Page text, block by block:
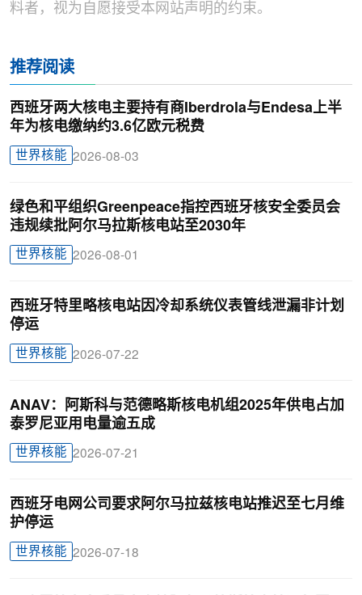
料者，视为自愿接受本网站声明的约束。
推荐阅读
西班牙两大核电主要持有商Iberdrola与Endesa上半
年为核电缴纳约3.6亿欧元税费
世界核能 2026-08-03
绿色和平组织Greenpeace指控西班牙核安全委员会
违规续批阿尔马拉斯核电站至2030年
世界核能 2026-08-01
西班牙特里略核电站因冷却系统仪表管线泄漏非计划
停运
世界核能 2026-07-22
ANAV：阿斯科与范德略斯核电机组2025年供电占加
泰罗尼亚用电量逾五成
世界核能 2026-07-21
西班牙电网公司要求阿尔马拉兹核电站推迟至七月维
护停运
世界核能 2026-07-18